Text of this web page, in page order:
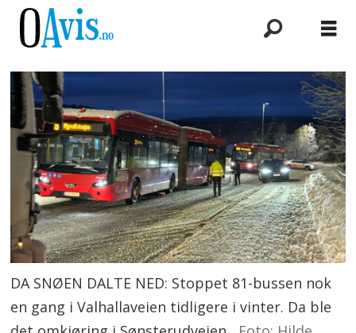
DA SNØEN DALTE NED: Stoppet 81-bussen nok
en gang i Valhallaveien tidligere i vinter. Da ble